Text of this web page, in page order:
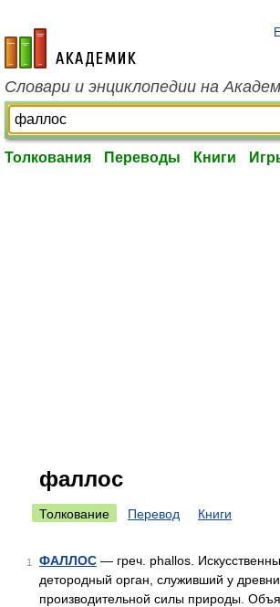
academic.ru
Словари и энциклопедии на
Толкования Переводы Книги
фаллос
Толкование Перевод Книги
1 ФАЛЛОС — греч. phallos.
детородный орган, служивший у
производительной силы природы.